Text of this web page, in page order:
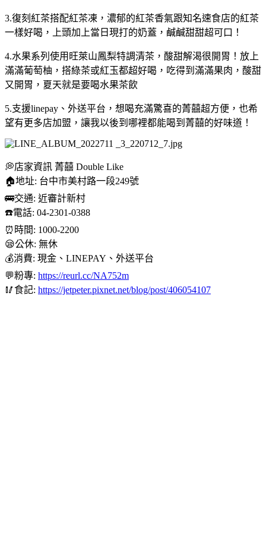
3.復刻紅茶搭配紅茶凍，濃郁的紅茶香氣跟知名速食店的紅茶
一樣好喝，上頭加上當日現打的奶蓋，鹹鹹甜甜超可口！
4.水果系列使用旺萊山鳳梨特調清茶，酸甜解渴很開胃！放上
滿滿葡萄柚，搭綠茶或紅玉都超好喝，吃得到滿滿果肉，酸甜
又開胃，夏天就是要喝水果茶飲
5.支援linepay、外送平台，想喝充滿驚喜的菁囍超方便，也希
望有更多店加盟，讓我以後到哪裡都能喝到菁囍的好味道！
💭店家資訊 菁囍 Double Like
🏠地址: 台中市美村路一段249號
🚌交通: 近審計新村
☎️電話: 04-2301-0388
⏰時間: 1000-2200
😪公休: 無休
💰消費: 現金、LINEPAY、外送平台
💬粉專: https://reurl.cc/NA752m
🥢食記: https://jetpeter.pixnet.net/blog/post/406054107